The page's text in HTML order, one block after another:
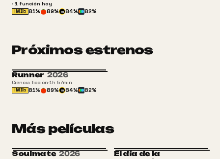
· 1 función hoy
IMDb 81% 89% m 84% 82%
Próximos estrenos
Runner 2026
Ciencia ficción·1h 57min
IMDb 81% 89% m 84% 82%
Más películas
Soulmate 2026
El día de la